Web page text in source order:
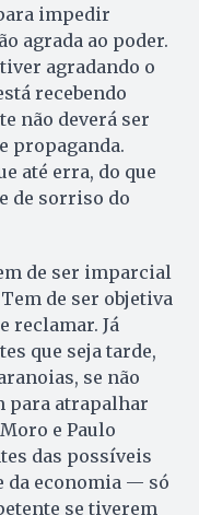
impedir
agrada ao poder.
agradando o
recebendo
não deverá ser
propaganda.
até erra, do que
de sorriso do
de ser imparcial
de ser objetiva
reclamar. Já
que seja tarde,
se não
para atrapalhar
e Paulo
das possíveis
da economia — só
se tiverem